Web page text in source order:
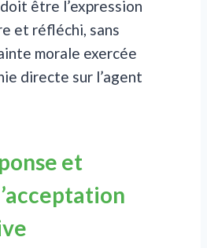
être l’expression
et réfléchi, sans
morale exercée
directe sur l’agent
et